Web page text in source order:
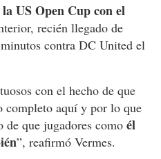
US Open Cup con el
recién llegado de
contra DC United el
con el hecho de que
completo aquí y por lo que
de que jugadores como él
”, reafirmó Vermes.